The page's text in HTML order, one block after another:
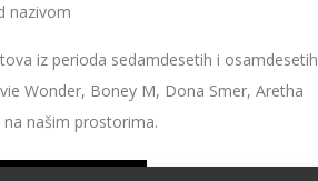
nazivom
iz perioda sedamdesetih i osamdesetih
Wonder, Boney M, Dona Smer, Aretha
našim prostorima.